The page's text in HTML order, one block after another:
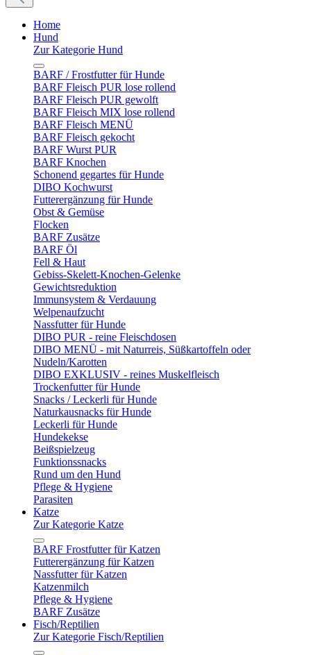
Home
Hund
Zur Kategorie Hund
BARF / Frostfutter für Hunde
BARF Fleisch PUR lose rollend
BARF Fleisch PUR gewolft
BARF Fleisch MIX lose rollend
BARF Fleisch MENÜ
BARF Fleisch gekocht
BARF Wurst PUR
BARF Knochen
Schonend gegartes für Hunde
DIBO Kochwurst
Futterergänzung für Hunde
Obst & Gemüse
Flocken
BARF Zusätze
BARF Öl
Fell & Haut
Gebiss-Skelett-Knochen-Gelenke
Gewichtsreduktion
Immunsystem & Verdauung
Welpenaufzucht
Nassfutter für Hunde
DIBO PUR - reine Fleischdosen
DIBO MENÜ - mit Naturreis, Süßkartoffeln oder
Nudeln/Karotten
DIBO EXKLUSIV - reines Muskelfleisch
Trockenfutter für Hunde
Snacks / Leckerli für Hunde
Naturkausnacks für Hunde
Leckerli für Hunde
Hundekekse
Beißspielzeug
Funktionssnacks
Rund um den Hund
Pflege & Hygiene
Parasiten
Katze
Zur Kategorie Katze
BARF Frostfutter für Katzen
Futterergänzung für Katzen
Nassfutter für Katzen
Katzenmilch
Pflege & Hygiene
BARF Zusätze
Fisch/Reptilien
Zur Kategorie Fisch/Reptilien